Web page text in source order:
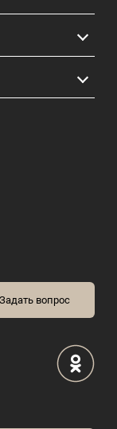
Задать вопрос